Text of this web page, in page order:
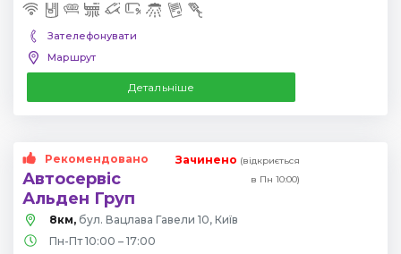
Зателефонувати
Маршрут
Детальніше
Рекомендовано
Автосервіс
Альден Груп
Зачинено (відкриється
в Пн 10:00)
8км, бул. Вацлава Гавели 10, Київ
Пн-Пт 10:00 – 17:00